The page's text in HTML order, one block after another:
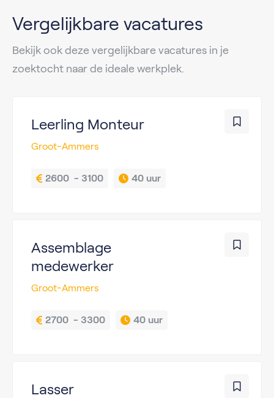
Vergelijkbare vacatures
Bekijk ook deze vergelijkbare vacatures in je
zoektocht naar de ideale werkplek.
Leerling Monteur
Groot-Ammers
2600  - 3100 40 uur
Assemblage
medewerker
Groot-Ammers
2700  - 3300 40 uur
Lasser